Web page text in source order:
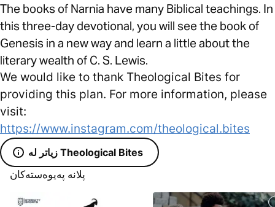
The books of Narnia have many Biblical teachings. In
this three-day devotional, you will see the book of
Genesis in a new way and learn a little about the
literary wealth of C. S. Lewis.
We would like to thank Theological Bites for
providing this plan. For more information, please
visit:
https://www.instagram.com/theological.bites
زیاتر لە Theological Bites
پلانە پەیوەستەکان